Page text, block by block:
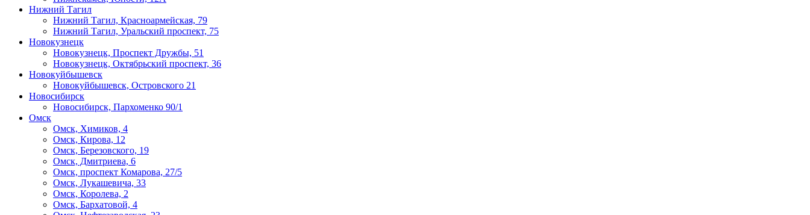
Нижний Тагил
Нижний Тагил, ​Красноармейская, 79
Нижний Тагил, Уральский проспект, 75
Новокузнецк
Новокузнецк, Проспект Дружбы, 51
Новокузнецк, Октябрьский проспект, 36
Новокуйбышевск
Новокуйбышевск, Островского 21
Новосибирск
Новосибирск, Пархоменко 90/1
Омск
Омск, Химиков, 4
Омск, Кирова, 12
Омск, Березовского, 19
Омск, Дмитриева, 6
Омск, проспект Комарова, 27/5
Омск, Лукашевича, 33
Омск, Королева, 2
Омск, Бархатовой, 4